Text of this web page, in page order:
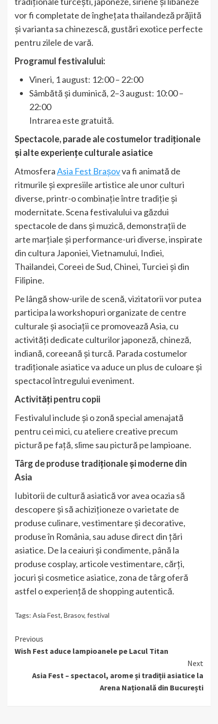
vor fi completate de înghețata thailandeză prăjită
și varianta sa chinezescă, gustări exotice perfecte
pentru zilele de vară.
Programul festivalului:
Vineri, 1 august: 12:00 – 22:00
Sâmbătă și duminică, 2–3 august: 10:00 –
22:00
Intrarea este gratuită.
Spectacole, parade ale costumelor tradiționale
și alte experiențe culturale asiatice
AtmosferaAsia Fest Brașovva fi animată de
ritmurile și expresiile artistice ale unor culturi
diverse, printr-o combinație între tradiție și
modernitate. Scena festivalului va găzdui
spectacole de dans și muzică, demonstrații de
arte marțiale și performance-uri diverse, inspirate
din cultura Japoniei, Vietnamului, Indiei,
Thailandei, Coreei de Sud, Chinei, Turciei și din
Filipine.
Pe lângă show-urile de scenă, vizitatorii vor putea
participa la workshopuri organizate de centre
culturale și asociații ce promovează Asia, cu
activități dedicate culturilor japoneză, chineză,
indiană, coreeană și turcă. Parada costumelor
tradiționale asiatice va aduce un plus de culoare și
spectacol întregului eveniment.
Activități pentru copii
Festivalul include și o zonă special amenajată
pentru cei mici, cu ateliere creative precum
pictură pe față, slime sau pictură pe lampioane.
Târg de produse tradiționale și moderne din
Asia
Iubitorii de cultură asiatică vor avea ocazia să
descopere și să achiziționeze o varietate de
produse culinare, vestimentare și decorative,
produse în România, sau aduse direct din țări
asiatice. De la ceaiuri și condimente, până la
produse cosplay, articole vestimentare, cărți,
jocuri și cosmetice asiatice, zona de târg oferă
astfel o experiență de shopping autentică.
Tags: Asia Fest, Brasov, festival
Continue
Reading
Previous
Wish Fest aduce lampioanele pe Lacul Titan
Next
Asia Fest – spectacol, arome și tradiții asiatice la
Arena Națională din București